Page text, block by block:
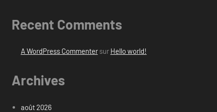
Recent Comments
A WordPress Commentersur Hello world!
Archives
août 2026